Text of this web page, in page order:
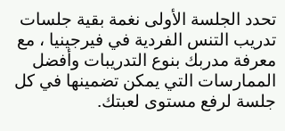
تحدد الجلسة الأولى نغمة بقية جلسات
تدريب التنس الفردية في فيرجينيا ، مع
معرفة مدربك بنوع التدريبات وأفضل
الممارسات التي يمكن تضمينها في كل
جلسة لرفع مستوى لعبتك.